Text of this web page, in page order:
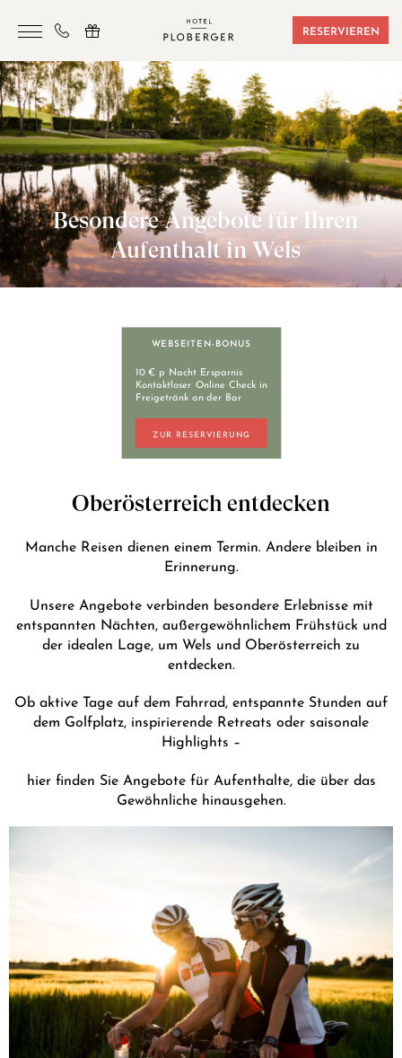
RESERVIEREN
HOTEL
ZIMMER & BUCHUNGEN
SAUNA & SPORT
SEMINARE
ANGEBOTE
LAGE & FREIZEIT
KONTAKT
+43 7242 629 41
RESERVIERUNG@HOTEL-PLOBERGER.AT
Besondere Angebote für Ihren
Aufenthalt in Wels
WEBSEITEN-BONUS
10 € p Nacht Ersparnis
Kontaktloser Online Check in
Freigetränk an der Bar
ZUR RESERVIERUNG
Oberösterreich entdecken
Manche Reisen dienen einem Termin. Andere bleiben in
Erinnerung.
Unsere Angebote verbinden besondere Erlebnisse mit
entspannten Nächten, außergewöhnlichem Frühstück und
der idealen Lage, um Wels und Oberösterreich zu
entdecken.
Ob aktive Tage auf dem Fahrrad, entspannte Stunden auf
dem Golfplatz, inspirierende Retreats oder saisonale
Highlights –
hier finden Sie Angebote für Aufenthalte, die über das
Gewöhnliche hinausgehen.